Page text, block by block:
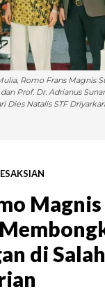
Romo Frans Magnis
Prof. Dr. Adrianus
Dies Natalis STF
di